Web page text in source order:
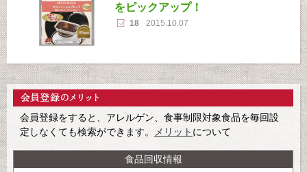
をピックアップ！
18 2015.10.07
会員登録をすると、アレルゲン、食事制限対象食品を毎回設
定しなくても検索ができます。
メリット について
食品回収情報